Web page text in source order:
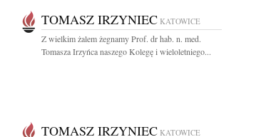
TOMASZ IRZYNIEC KATOWICE
Z wielkim żalem żegnamy Prof. dr hab. n. med.
Tomasza Irzyńca naszego Kolegę i wieloletniego...
TOMASZ IRZYNIEC KATOWICE